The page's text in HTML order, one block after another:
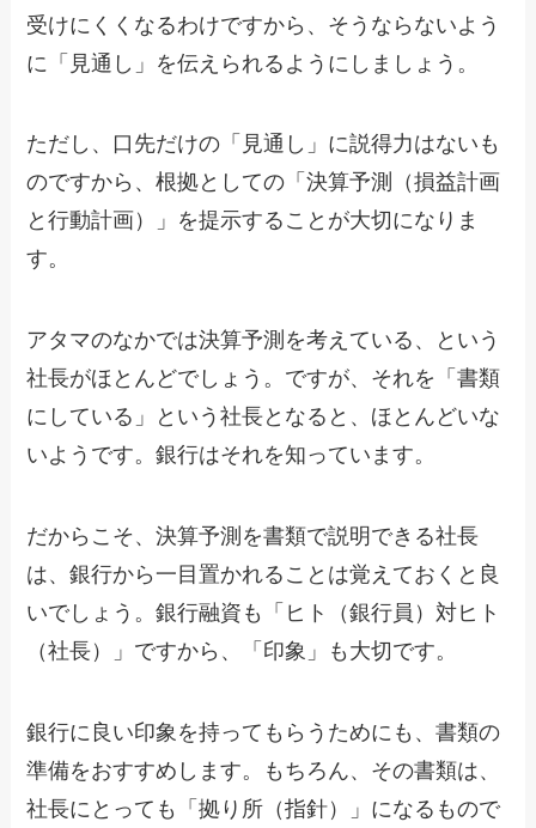
受けにくくなるわけですから、そうならないよう
に「見通し」を伝えられるようにしましょう。
ただし、口先だけの「見通し」に説得力はないも
のですから、根拠としての「決算予測（損益計画
と行動計画）」を提示することが大切になりま
す。
アタマのなかでは決算予測を考えている、という
社長がほとんどでしょう。ですが、それを「書類
にしている」という社長となると、ほとんどいな
いようです。銀行はそれを知っています。
だからこそ、決算予測を書類で説明できる社長
は、銀行から一目置かれることは覚えておくと良
いでしょう。銀行融資も「ヒト（銀行員）対ヒト
（社長）」ですから、「印象」も大切です。
銀行に良い印象を持ってもらうためにも、書類の
準備をおすすめします。もちろん、その書類は、
社長にとっても「拠り所（指針）」になるもので